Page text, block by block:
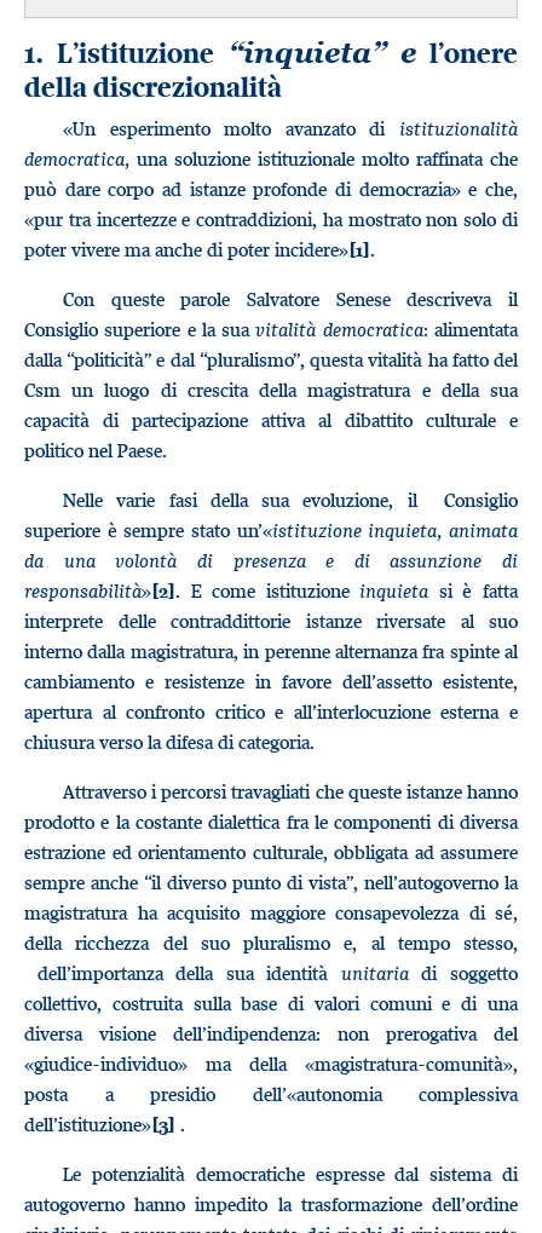
1. L’istituzione “inquieta” el’onere
della discrezionalità
«Un esperimento molto avanzato di istituzionalità
democratica, una soluzione istituzionale molto raffinata che
può dare corpo ad istanze profonde di democrazia» e che,
«pur tra incertezze e contraddizioni, ha mostrato non solo di
poter vivere ma anche di poter incidere»[1].
Con queste parole Salvatore Senese descriveva il
Consiglio superiore e la suavitalità democratica: alimentata
dalla “politicità” e dal “pluralismo”, questa vitalità ha fatto del
Csm un luogo di crescita della magistratura e della sua
capacità di partecipazione attiva al dibattito culturale e
politico nel Paese.
Nelle varie fasi della sua evoluzione, il Consiglio
superiore è sempre stato un’«istituzione inquieta, animata
da una volontà di presenza e di assunzione di
responsabilità»[2]. E come istituzioneinquieta si è fatta
interprete delle contraddittorie istanze riversate al suo
interno dalla magistratura, in perenne alternanza fra spinte al
cambiamento e resistenze in favore dell’assetto esistente,
apertura al confronto critico e all’interlocuzione esterna e
chiusura verso la difesa di categoria.
Attraverso i percorsi travagliati che queste istanze hanno
prodotto e la costante dialettica fra le componenti di diversa
estrazione ed orientamento culturale, obbligata ad assumere
sempre anche “il diverso punto di vista”, nell’autogoverno la
magistratura ha acquisito maggiore consapevolezza di sé,
della ricchezza del suo pluralismo e, al tempo stesso,
dell’importanza della sua identità unitariadi soggetto
collettivo, costruita sulla base di valori comuni e di una
diversa visione dell’indipendenza: non prerogativa del
«giudice-individuo» ma della «magistratura-comunità»,
posta a presidio dell’«autonomia complessiva
dell’istituzione»[3] .
Le potenzialità democratiche espresse dal sistema di
autogoverno hanno impedito la trasformazione dell’ordine